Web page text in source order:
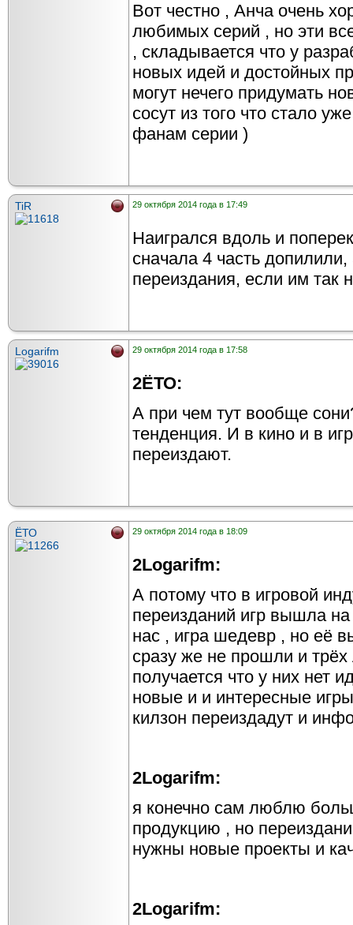
Вот честно , Анча очень
любимых серий , но эти
, складывается что у
новых идей и достойных
могут нечего придумать
сосут из того что стало
фанам серии )
TiR 29 октября 2014 года в 17:49
Наигрался вдоль и
сначала 4 часть
переиздания, если им так
Logarifm 29 октября 2014 года в 17:58
2ЁТО:
А при чем тут вообще
тенденция. И в кино и в
переиздают.
ЁТО 29 октября 2014 года в 18:09
2Logarifm:
А потому что в игровой
переизданий игр вышла
нас , игра шедевр , но её
сразу же не прошли и
получается что у них нет
новые и и интересные
килзон переиздадут и
2Logarifm:
я конечно сам люблю
продукцию , но
нужны новые проекты и
2Logarifm: